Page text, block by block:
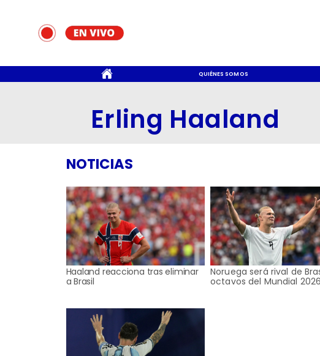
QUIÉNES SOMOS
Erling Haaland
NOTICIAS
Haaland reacciona tras eliminar
a Brasil
Noruega será rival de
octavos del Mundial 2026